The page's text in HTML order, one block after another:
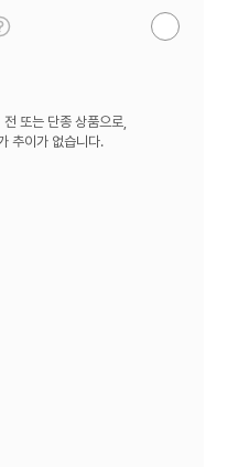
알
또는 단종 상품으로,
추이가 없습니다.